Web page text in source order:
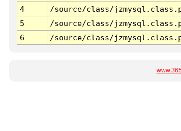
4
/source/class/
5
/source/class/
6
/source/class/